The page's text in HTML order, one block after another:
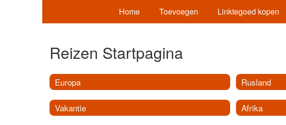
Home Toevoegen Linktegoed kopen
Reizen Startpagina
Europa
Vakantie
Rusland
Afrika